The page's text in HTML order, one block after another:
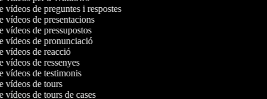
vídeos de preguntes i respostes
vídeos de presentacions
vídeos de pressupostos
vídeos de pronunciació
vídeos de reacció
vídeos de ressenyes
vídeos de testimonis
vídeos de tours
vídeos de tours de cases